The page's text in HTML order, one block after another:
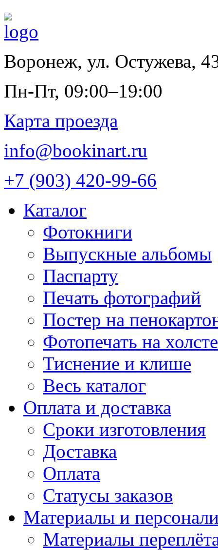
Воронеж, ул. Остужева,
Пн-Пт, 09:00–19:00
Карта проезда
info@bookinart.ru
+7 (903) 420-99-66
Каталог
Фотокниги
Выпускные альбомы
Паспарту
Печать фотографий
Постер на
Фотопечать на холсте
Тиснение и клише
Весь каталог
Оплата и доставка
Сроки изготовления
Доставка
Оплата
Статусы заказов
Материалы и
Материалы